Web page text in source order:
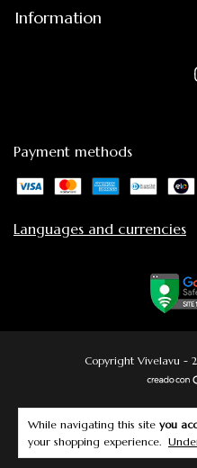
While navigating this site you
your shopping experience.
Information
Payment methods
Languages and currencies
Copyright Vivelavu -